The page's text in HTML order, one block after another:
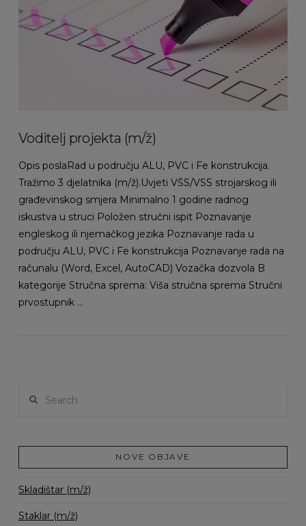
Voditelj projekta (m/ž)
Opis poslaRad u području ALU, PVC i Fe konstrukcija.
Tražimo 3 djelatnika (m/ž).Uvjeti VŠS/VSS strojarskog ili
građevinskog smjera Minimalno 1 godine radnog
iskustva u struci Položen stručni ispit Poznavanje
engleskog ili njemačkog jezika Poznavanje rada u
području ALU, PVC i Fe konstrukcija Poznavanje rada na
računalu (Word, Excel, AutoCAD) Vozačka dozvola B
kategorije Stručna sprema: Viša stručna sprema Stručni
prvostupnik …
NOVE OBJAVE
Skladištar (m/ž)
Staklar (m/ž)